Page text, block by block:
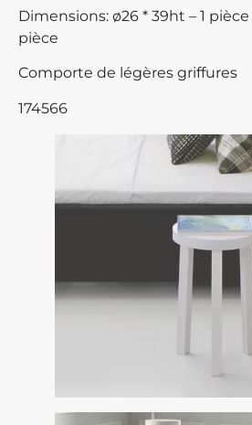
Dimensions: ø26 * 39ht – 1 pièce
pièce
Comporte de légères griffures
174566